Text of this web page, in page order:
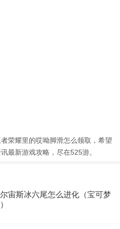
者荣耀里的哎呦脚滑怎么领取 ，希望
最新游戏攻略，尽在525游。
宙斯冰六尾怎么进化（宝可梦